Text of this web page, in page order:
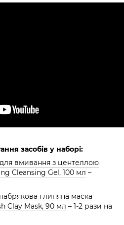
засобів у наборі:
вмивання з центеллою
Cleansing Gel, 100 мл –
глиняна маска
Clay Mask, 90 мл – 1-2 рази на